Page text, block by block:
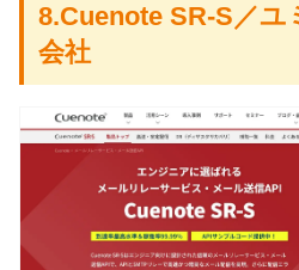
8.Cuenote SR-S／ユ
会社